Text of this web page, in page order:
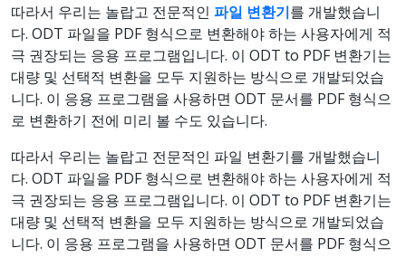
따라서 우리는 놀랍고 전문적인 파일 변환기를 개발했습니
다. ODT 파일을 PDF 형식으로 변환해야 하는 사용자에게 적
극 권장되는 응용 프로그램입니다. 이 ODT to PDF 변환기는
대량 및 선택적 변환을 모두 지원하는 방식으로 개발되었습
니다. 이 응용 프로그램을 사용하면 ODT 문서를 PDF 형식으
로 변환하기 전에 미리 볼 수도 있습니다.
따라서 우리는 놀랍고 전문적인 파일 변환기를 개발했습니
다. ODT 파일을 PDF 형식으로 변환해야 하는 사용자에게 적
극 권장되는 응용 프로그램입니다. 이 ODT to PDF 변환기는
대량 및 선택적 변환을 모두 지원하는 방식으로 개발되었습
니다. 이 응용 프로그램을 사용하면 ODT 문서를 PDF 형식으